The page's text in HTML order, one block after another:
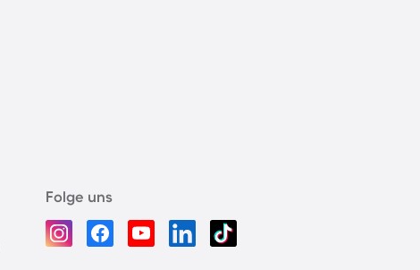
Folge uns